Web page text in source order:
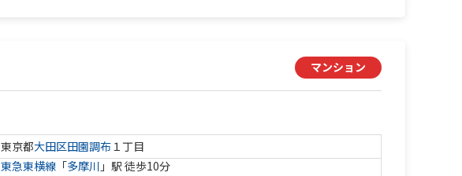
マンション
東京都大田区田園調布１丁目
東急東横線 「多摩川 」駅 徒歩10分